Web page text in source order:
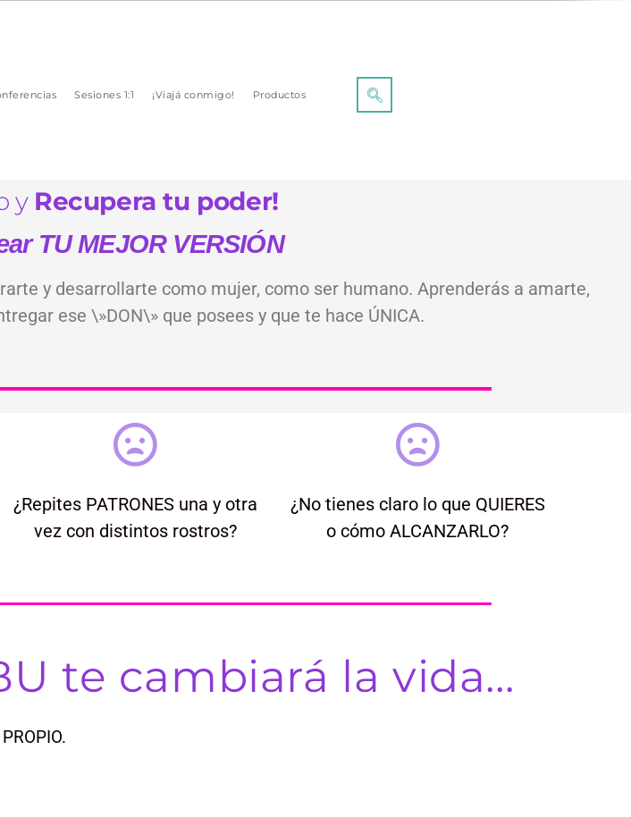
Sesiones 1:1 ¡Viajá conmigo! Productos
y Recupera tu poder!⁣
TU MEJOR VERSIÓN
y desarrollarte como mujer, como ser humano. Aprenderás a amarte,
ese \»DON\» que posees y que te hace ÚNICA.
¿Repites PATRONES una y otra
vez con distintos rostros?
¿No tienes claro lo que QUIERES
o cómo ALCANZARLO?
te cambiará la vida...